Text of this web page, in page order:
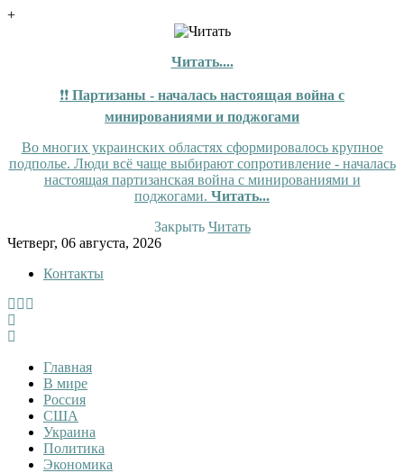
+
Читать....
❗❗ Партизаны - началась настоящая война с
минированиями и поджогами
Во многих украинских областях сформировалось крупное
подполье. Люди всё чаще выбирают сопротивление - началась
настоящая партизанская война с минированиями и
поджогами. Читать...
Закрыть Читать
Skip
content
Четверг, 06 августа, 2026
Контакты
InfoRuss
InfoRuss — Новости
Главная
В мире
Россия
США
Украина
Политика
Экономика